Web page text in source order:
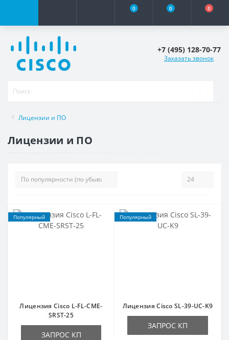
0 0 0
+7 (495) 128-70-77
Заказать звонок
Лицензии и ПО
Лицензии и ПО
Популярный
Лицензия Cisco L-FL-CME-
SRST-25
ЗАПРОС КП
Популярный
Лицензия Cisco SL-39-UC-K9
ЗАПРОС КП